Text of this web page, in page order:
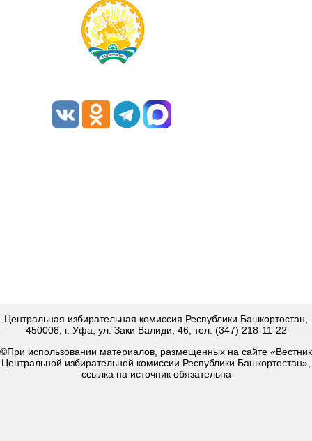
Центральная избирательная комиссия Республики Башкортостан,
450008, г. Уфа, ул. Заки Валиди, 46, тел. (347) 218-11-22
©При использовании материалов, размещенных на сайте «Вестник
Центральной избирательной комиссии Республики Башкортостан»,
ссылка на источник обязательна